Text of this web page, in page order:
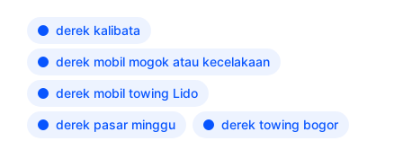
derek kalibata
derek mobil mogok atau kecelakaan
derek mobil towing Lido
derek pasar minggu derek towing bogor